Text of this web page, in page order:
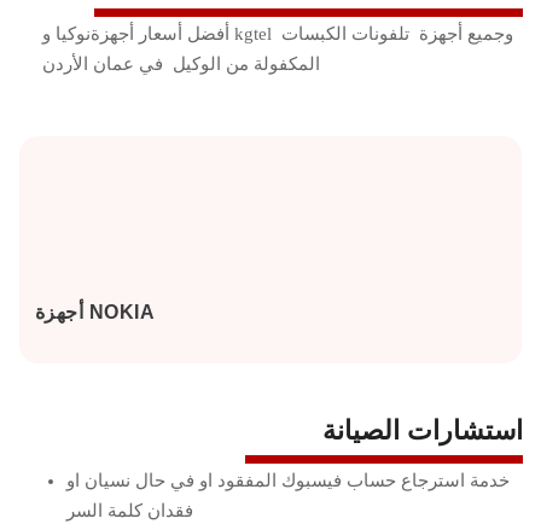
أفضل أسعار أجهزةنوكيا و kgtel وجميع أجهزة تلفونات الكبسات
المكفولة من الوكيل في عمان الأردن
أجهزة NOKIA
استشارات الصيانة
خدمة استرجاع حساب فيسبوك المفقود او في حال نسيان او
فقدان كلمة السر